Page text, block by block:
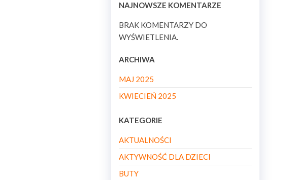
NAJNOWSZE KOMENTARZE
BRAK KOMENTARZY DO
WYŚWIETLENIA.
ARCHIWA
MAJ 2025
KWIECIEŃ 2025
KATEGORIE
AKTUALNOŚCI
AKTYWNOŚĆ DLA DZIECI
BUTY